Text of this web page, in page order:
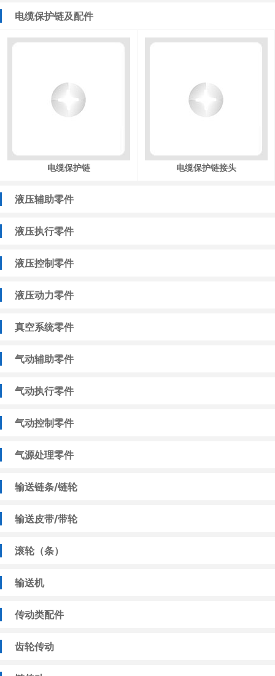
电缆保护链及配件
电缆保护链 电缆保护链接头
液压辅助零件
液压执行零件
液压控制零件
液压动力零件
真空系统零件
气动辅助零件
气动执行零件
气动控制零件
气源处理零件
输送链条/链轮
输送皮带/带轮
滚轮（条）
输送机
传动类配件
齿轮传动